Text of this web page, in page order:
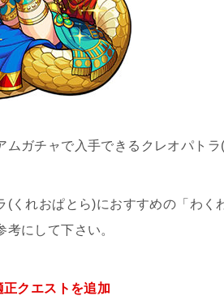
ムガチャで入手できるクレオパト
(くれおぱとら)におすすめの「わ
考にして下さい。
クエストを追加